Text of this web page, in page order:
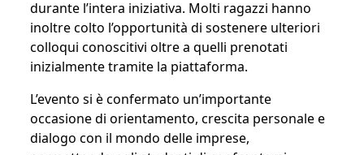
durante l’intera iniziativa. Molti ragazzi hanno
inoltre colto l’opportunità di sostenere ulteriori
colloqui conoscitivi oltre a quelli prenotati
inizialmente tramite la piattaforma.
L’evento si è confermato un’importante
occasione di orientamento, crescita personale e
dialogo con il mondo delle imprese,